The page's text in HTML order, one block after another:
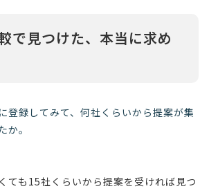
で見つけた、本当に求め
登録してみて、何社くらいから提案が集
か。
ても15社くらいから提案を受ければ見つ